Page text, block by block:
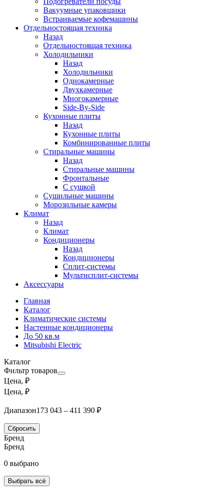
Вакуумные упаковщики
Встраиваемые кофемашины
Отдельностоящая техника
Назад
Отдельностоящая техника
Холодильники
Назад
Холодильники
Однокамерные
Двухкамерные
Многокамерные
Side-By-Side
Кухонные плиты
Назад
Кухонные плиты
Комбинированные плиты
Стиральные машины
Назад
Стиральные машины
Фронтальные
С сушкой
Сушильные машины
Морозильные камеры
Климат
Назад
Климат
Кондиционеры
Назад
Кондиционеры
Сплит-системы
Мультисплит-системы
Аксессуары
Главная
Каталог
Климатические системы
Настенные кондиционеры
До 50 кв.м
Mitsubishi Electric
Каталог
Фильтр товаров
Цена, ₽
Цена, ₽
Диапазон173 043 – 411 390 ₽
Сбросить
Бренд
Бренд
0 выбрано
Выбрать всё